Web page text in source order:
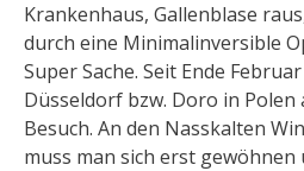
Krankenhaus, Gallenblase
durch eine Minimalinversible
Super Sache. Seit Ende
Düsseldorf bzw. Doro in Polen
Besuch. An den Nasskalten
muss man sich erst gewöhnen